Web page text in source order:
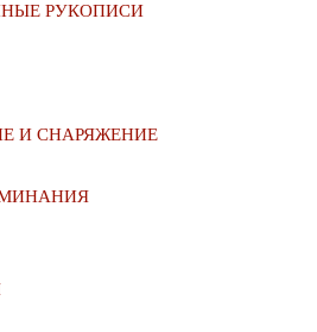
РУКОПИСИ
И СНАРЯЖЕНИЕ